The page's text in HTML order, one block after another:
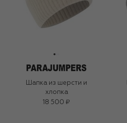
Шапка из шерсти и
хлопка
18 500 ₽